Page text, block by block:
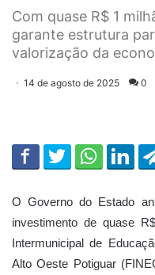
Com quase R$ 1
garante estrutura
valorização da
14 de agosto de 2025 0
O Governo do Estado
investimento de quase
Intermunicipal de
Alto Oeste Potiguar